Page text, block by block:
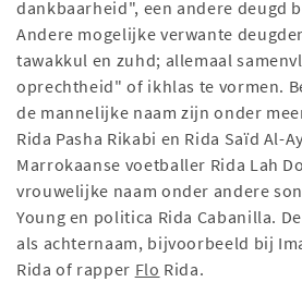
dankbaarheid", een andere deugd
Andere mogelijke verwante
tawakkul en zuhd; allemaal
oprechtheid" of ikhlas te vormen.
de mannelijke naam zijn onder
Rida Pasha Rikabi en Rida Saïd Al-
Marrokaanse voetballer Rida Lah
vrouwelijke naam onder andere
Young en politica Rida Cabanilla.
als achternaam, bijvoorbeeld bij
Rida of rapper Flo Rida.